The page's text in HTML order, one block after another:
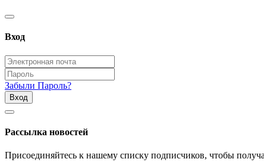
Вход
Забыли Пароль?
Вход
Рассылка новостей
Присоединяйтесь к нашему списку подписчиков, чтобы